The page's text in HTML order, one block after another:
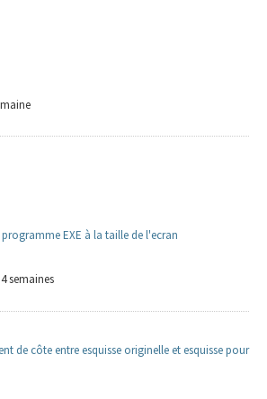
EXE à la taille de l'ecran
semaines
de côte entre esquisse originelle et esquisse pour